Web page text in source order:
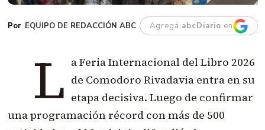
EQUIPO DE REDACCIÓN ABC Agregá abcDiario en
L a Feria Internacional del Libro 2026
de Comodoro Rivadavia entra en su
etapa decisiva. Luego de confirmar
una programación récord con más de 500